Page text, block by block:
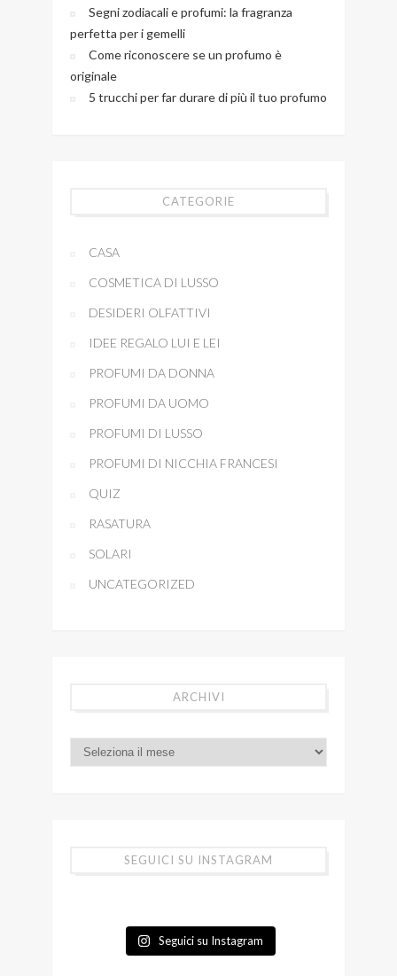
Segni zodiacali e profumi: la fragranza
perfetta per i gemelli
Come riconoscere se un profumo è
originale
5 trucchi per far durare di più il tuo profumo
CATEGORIE
CASA
COSMETICA DI LUSSO
DESIDERI OLFATTIVI
IDEE REGALO LUI E LEI
PROFUMI DA DONNA
PROFUMI DA UOMO
PROFUMI DI LUSSO
PROFUMI DI NICCHIA FRANCESI
QUIZ
RASATURA
SOLARI
UNCATEGORIZED
ARCHIVI
SEGUICI SU INSTAGRAM
Seguici su Instagram